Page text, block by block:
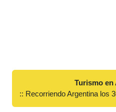
Turismo en
:: Recorriendo Argentina los